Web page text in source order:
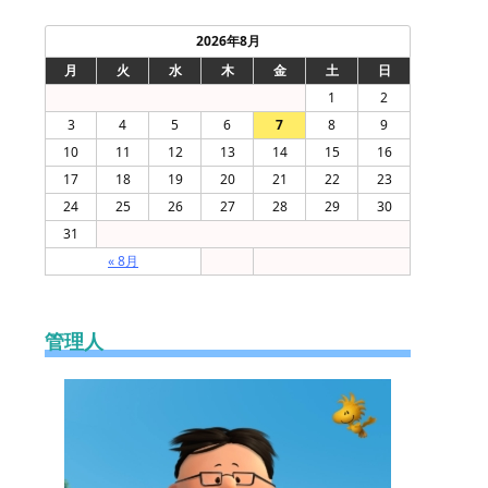
2026年8月
月
火 水 木 金 土 日
« 8月
1
2
3
4 5 6 7 8
9
10
11 12 13 14 15
16
17
18 19 20 21 22
23
24
25 26 27 28 29
30
31
管理人